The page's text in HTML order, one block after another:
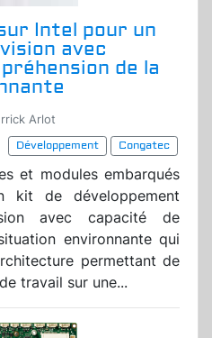
Intel pour un
avec
de la
Arlot
Développement
Congatec
et modules embarqués
kit de développement
avec capacité de
environnante qui
permettant de
travail sur une...